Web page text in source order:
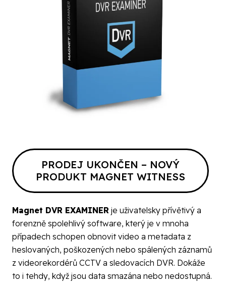
PRODEJ UKONČEN – NOVÝ
PRODUKT MAGNET WITNESS
Magnet DVR EXAMINER je uživatelsky přívětivý a
forenzně spolehlivý software, který je v mnoha
případech schopen obnovit video a metadata z
heslovaných, poškozených nebo spálených záznamů
z videorekordérů CCTV a sledovacích DVR. Dokáže
to i tehdy, když jsou data smazána nebo nedostupná.